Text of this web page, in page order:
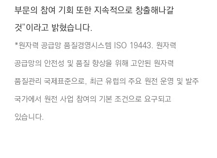
부문의 참여 기회 또한 지속적으로 창출해나갈
것”이라고 밝혔습니다.
*원자력 공급망 품질경영시스템 ISO 19443. 원자력
공급망의 안전성 및 품질 향상을 위해 고안된 원자력
품질관리 국제표준으로, 최근 유럽의 주요 원전 운영 및 발주
국가에서 원전 사업 참여의 기본 조건으로 요구되고
있습니다.